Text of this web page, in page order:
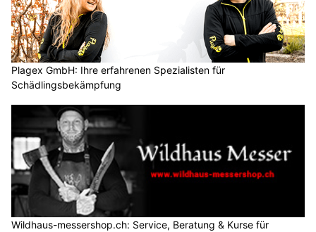
Plagex GmbH: Ihre erfahrenen Spezialisten für
Schädlingsbekämpfung
Wildhaus-messershop.ch: Service, Beratung & Kurse für